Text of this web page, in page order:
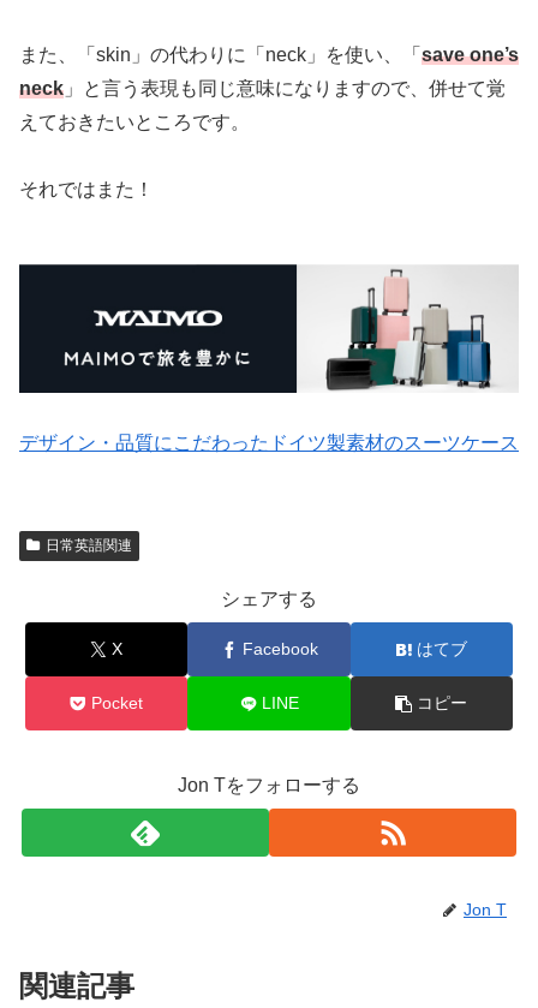
また、「skin」の代わりに「neck」を使い、「 save one’s
neck 」と言う表現も同じ意味になりますので、併せて覚
えておきたいところです。
それではまた！
デザイン・品質にこだわったドイツ製素材のスーツケース
日常英語関連
シェアする
X Facebook はてブ
Pocket LINE コピー
Jon Tをフォローする
Jon T
関連記事